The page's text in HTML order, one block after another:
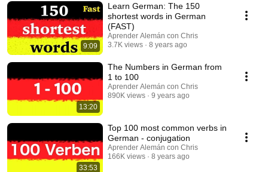
9:09
Learn German: The 150
shortest words in German
(FAST)
Aprender Alemán con Chris
3.7K views
8 years ago
13:20
The Numbers in German from
1 to 100
Aprender Alemán con Chris
890K views
9 years ago
33:53
Top 100 most common verbs in
German - conjugation
Aprender Alemán con Chris
166K views
8 years ago